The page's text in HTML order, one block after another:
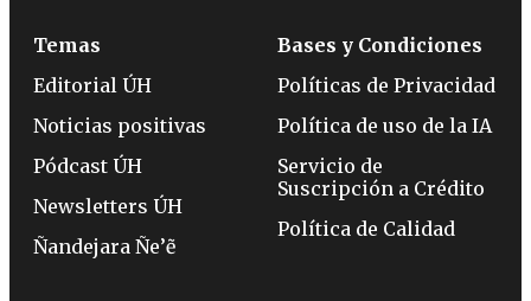
Temas
Editorial ÚH
Noticias positivas
Pódcast ÚH
Newsletters ÚH
Ñandejara Ñe’ẽ
Bases y Condiciones
Políticas de Privacidad
Política de uso de la IA
Servicio de
Suscripción a Crédito
Política de Calidad